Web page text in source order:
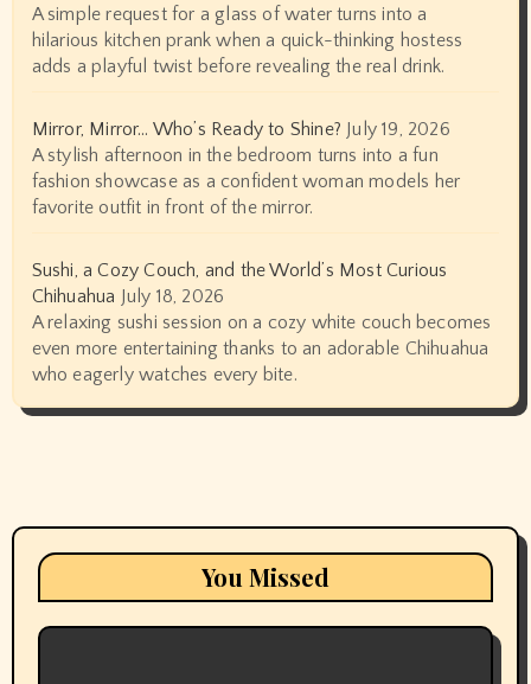
A simple request for a glass of water turns into a
hilarious kitchen prank when a quick-thinking hostess
adds a playful twist before revealing the real drink.
Mirror, Mirror… Who’s Ready to Shine? July 19, 2026
A stylish afternoon in the bedroom turns into a fun
fashion showcase as a confident woman models her
favorite outfit in front of the mirror.
Sushi, a Cozy Couch, and the World’s Most Curious
Chihuahua July 18, 2026
A relaxing sushi session on a cozy white couch becomes
even more entertaining thanks to an adorable Chihuahua
who eagerly watches every bite.
You Missed